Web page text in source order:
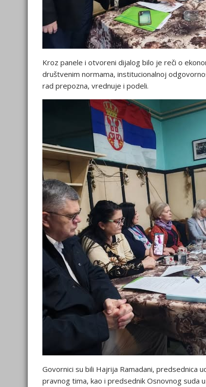
Kroz panele i otvoreni dijalog bilo je reči o
društvenim normama, institucionalnoj
rad prepozna, vrednuje i podeli.
Govornici su bili Hajrija Ramadani, predsednica
pravnog tima, kao i predsednik Osnovnog suda